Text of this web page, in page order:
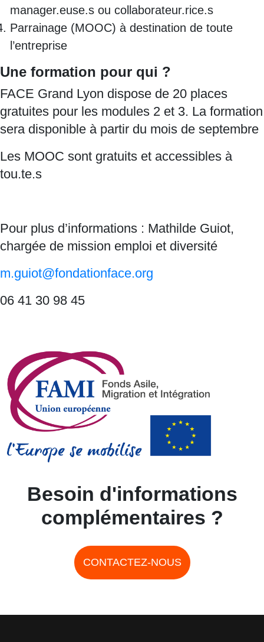
manager.euse.s ou collaborateur.rice.s
Parrainage (MOOC) à destination de toute
l’entreprise
Une formation pour qui ?
FACE Grand Lyon dispose de 20 places
gratuites pour les modules 2 et 3. La formation
sera disponible à partir du mois de septembre
Les MOOC sont gratuits et accessibles à
tou.te.s
Pour plus d’informations : Mathilde Guiot,
chargée de mission emploi et diversité
m.guiot@fondationface.org
06 41 30 98 45
Besoin d'informations
complémentaires ?
CONTACTEZ-NOUS